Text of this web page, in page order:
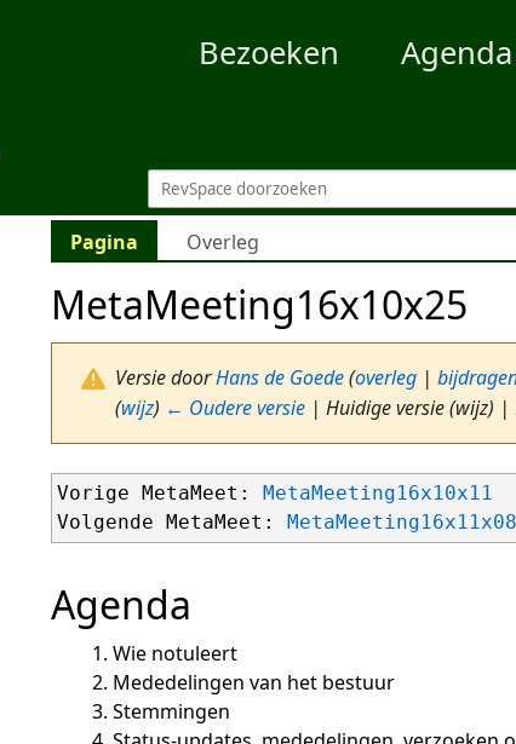
Bezoeken Agenda
Pagina Overleg
MetaMeeting16x10x25
Versie doorHans de Goede(overleg |
(wijz) ← Oudere versie | Huidige versie (wijz)
Vorige MetaMeet:
MetaMeeting16x10x11
Volgende MetaMeet:
MetaMeeting16x11x08
Agenda
Wie notuleert
Mededelingen van het bestuur
Stemmingen